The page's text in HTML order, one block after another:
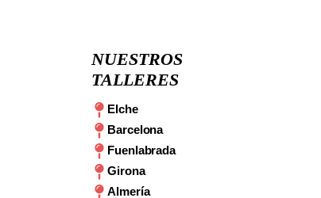
NUESTROS
TALLERES
Elche
Barcelona
Fuenlabrada
Girona
Almería